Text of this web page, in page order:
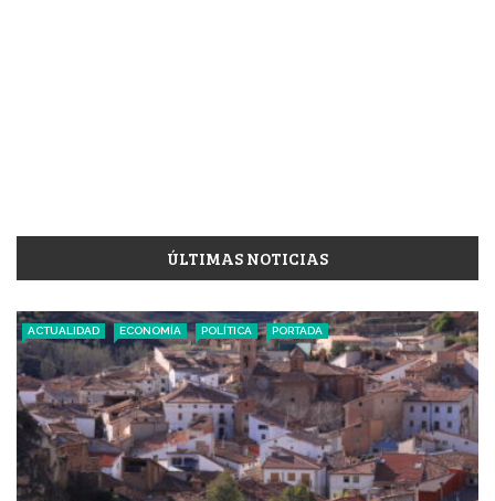
ÚLTIMAS NOTICIAS
ACTUALIDAD ECONOMÍA POLÍTICA PORTADA